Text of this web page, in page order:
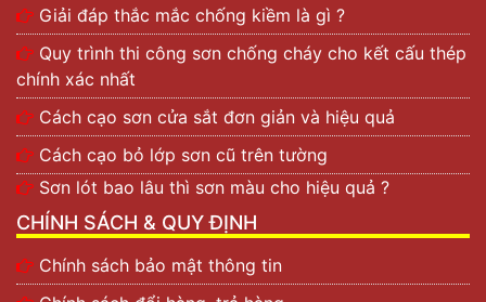
năng chống thấm cao. Dòng sơn này cũng rất
thích hợp sử dụng với điều kiện thời tiết nóng ẩm
như ở Việt Nam.
Chất sơn mềm mịn, độ bền cao:Lớp sơn mềm
mịn, khi quét lên bề mặt sẽ tạo nên độ căng bóng
làm tăng tính thẩm mỹ cho công trình.
Quy trình thi công nhanh chóng:dễ dàng thi
công sơn trên mọi bề mặt chất liệu công trình.
Đặc biệt là dòng sơn chống thấm có thể được sử
dụng trên các bề mặt thô như xi măng, vữa.
Giải đáp thắc mắc chống kiềm là gì ?
Quy trình thi công sơn chống cháy cho kết cấu thép
chính xác nhất
Cách cạo sơn cửa sắt đơn giản và hiệu quả
Cách cạo bỏ lớp sơn cũ trên tường
Sơn lót bao lâu thì sơn màu cho hiệu quả ?
CHÍNH SÁCH & QUY ĐỊNH
Chính sách bảo mật thông tin